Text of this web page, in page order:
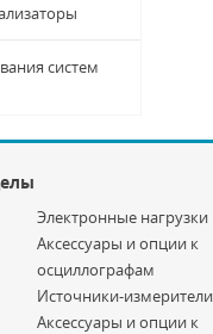
систем
Электронные нагрузки
Аксессуары и опции к
осциллографам
Источники-измерители
Аксессуары и опции к